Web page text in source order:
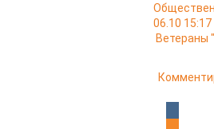
06.10 15:17
Ветераны